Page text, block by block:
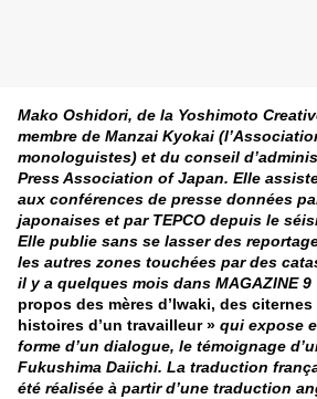
Mako Oshidori, de la Yoshimoto
membre de Manzai Kyokai
monologuistes) et du conseil
Press Association of Japan. Elle
aux conférences de presse données
japonaises et par TEPCO depuis le
Elle publie sans se lasser des
les autres zones touchées par des
il y a quelques mois dans MAGAZINE
propos des mères d’Iwaki, des
histoires d’un travailleur » qui expose
forme d’un dialogue, le témoignage
Fukushima Daiichi. La traduction
été réalisée à partir d’une traduction